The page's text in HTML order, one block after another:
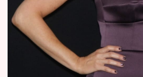
Vztahy
Seriály
Horoskopy